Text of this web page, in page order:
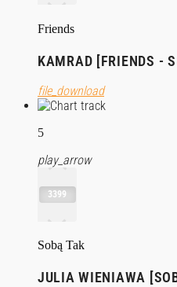
Friends
KAMRAD [FRIENDS -
file_download
5
play_arrow
3399
Sobą Tak
JULIA WIENIAWA